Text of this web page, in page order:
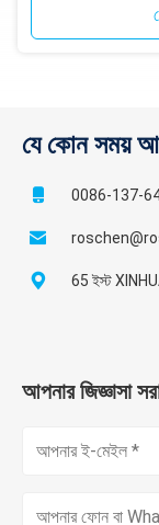
যে কোন সময়
0086-137-
65 ইস্ট
আপনার জিজ্ঞাসা